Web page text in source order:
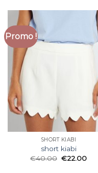
Promo !
SHORT KIABI
short kiabi
€40.00 €22.00